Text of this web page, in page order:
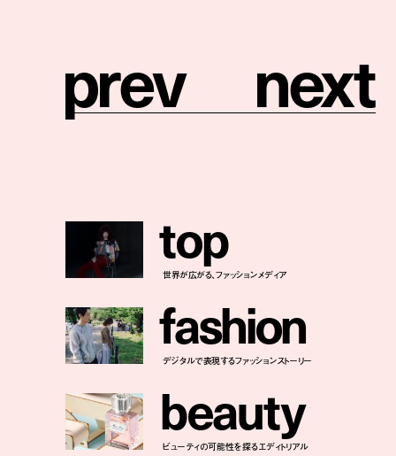
prev next
top
世界が広がる、ファッションメディア
fashion
デジタルで表現するファッションストーリー
beauty
ビューティの可能性を探るエディトリアル